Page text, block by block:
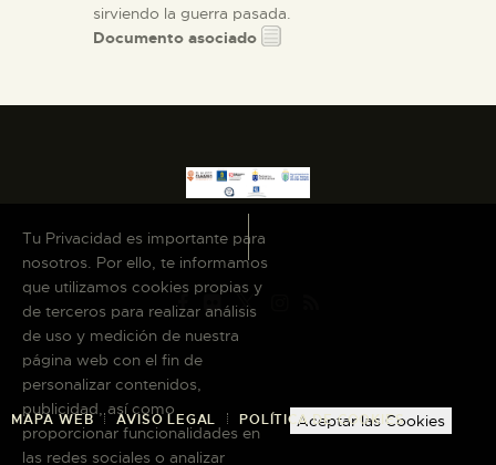
sirviendo la guerra pasada.
Documento asociado
MAPA WEB AVISO LEGAL POLÍTICA DE COOKIES
Tu Privacidad es importante para
nosotros. Por ello, te informamos
que utilizamos cookies propias y
de terceros para realizar análisis
de uso y medición de nuestra
página web con el fin de
personalizar contenidos,
publicidad, así como
proporcionar funcionalidades en
las redes sociales o analizar
Aceptar las Cookies